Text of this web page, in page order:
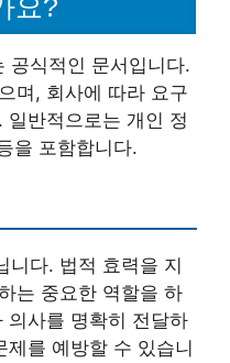
요?
공식적인 문서입니다.
며, 회사에 따라 요구
반적으로는 개인 정
을 포함합니다.
니다. 법적 효력을 지
는 중요한 역할을 하
의사를 명확히 전달하
를 예방할 수 있습니